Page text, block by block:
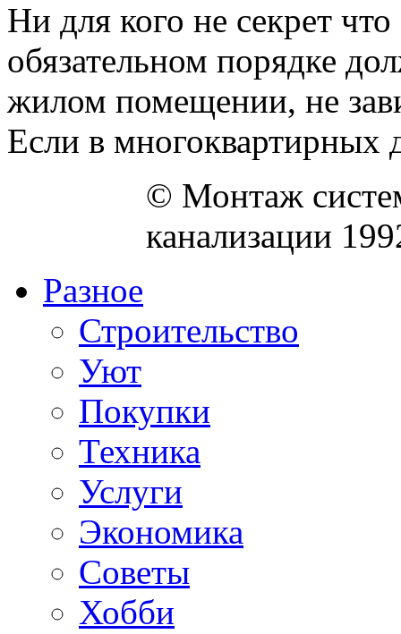
Ни для кого не секрет
обязательном порядке
жилом помещении, не
Если в многоквартирных
© Монтаж
канализации
Разное
Строительство
Уют
Покупки
Техника
Услуги
Экономика
Советы
Хобби